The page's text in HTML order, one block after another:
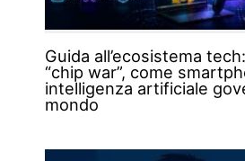
Guida all’ecosistema
“chip war”, come
intelligenza artificiale
mondo